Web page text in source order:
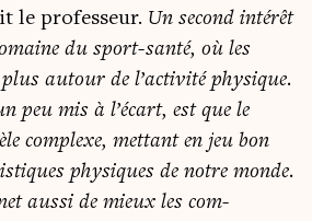
le pro­fes­seur. Un second inté­rêt
du sport-san­té, où les
autour de l’activité phy­sique.
peu mis à l’écart, est que le
com­plexe, met­tant en jeu bon
phy­siques de notre monde.
aus­si de mieux les com­